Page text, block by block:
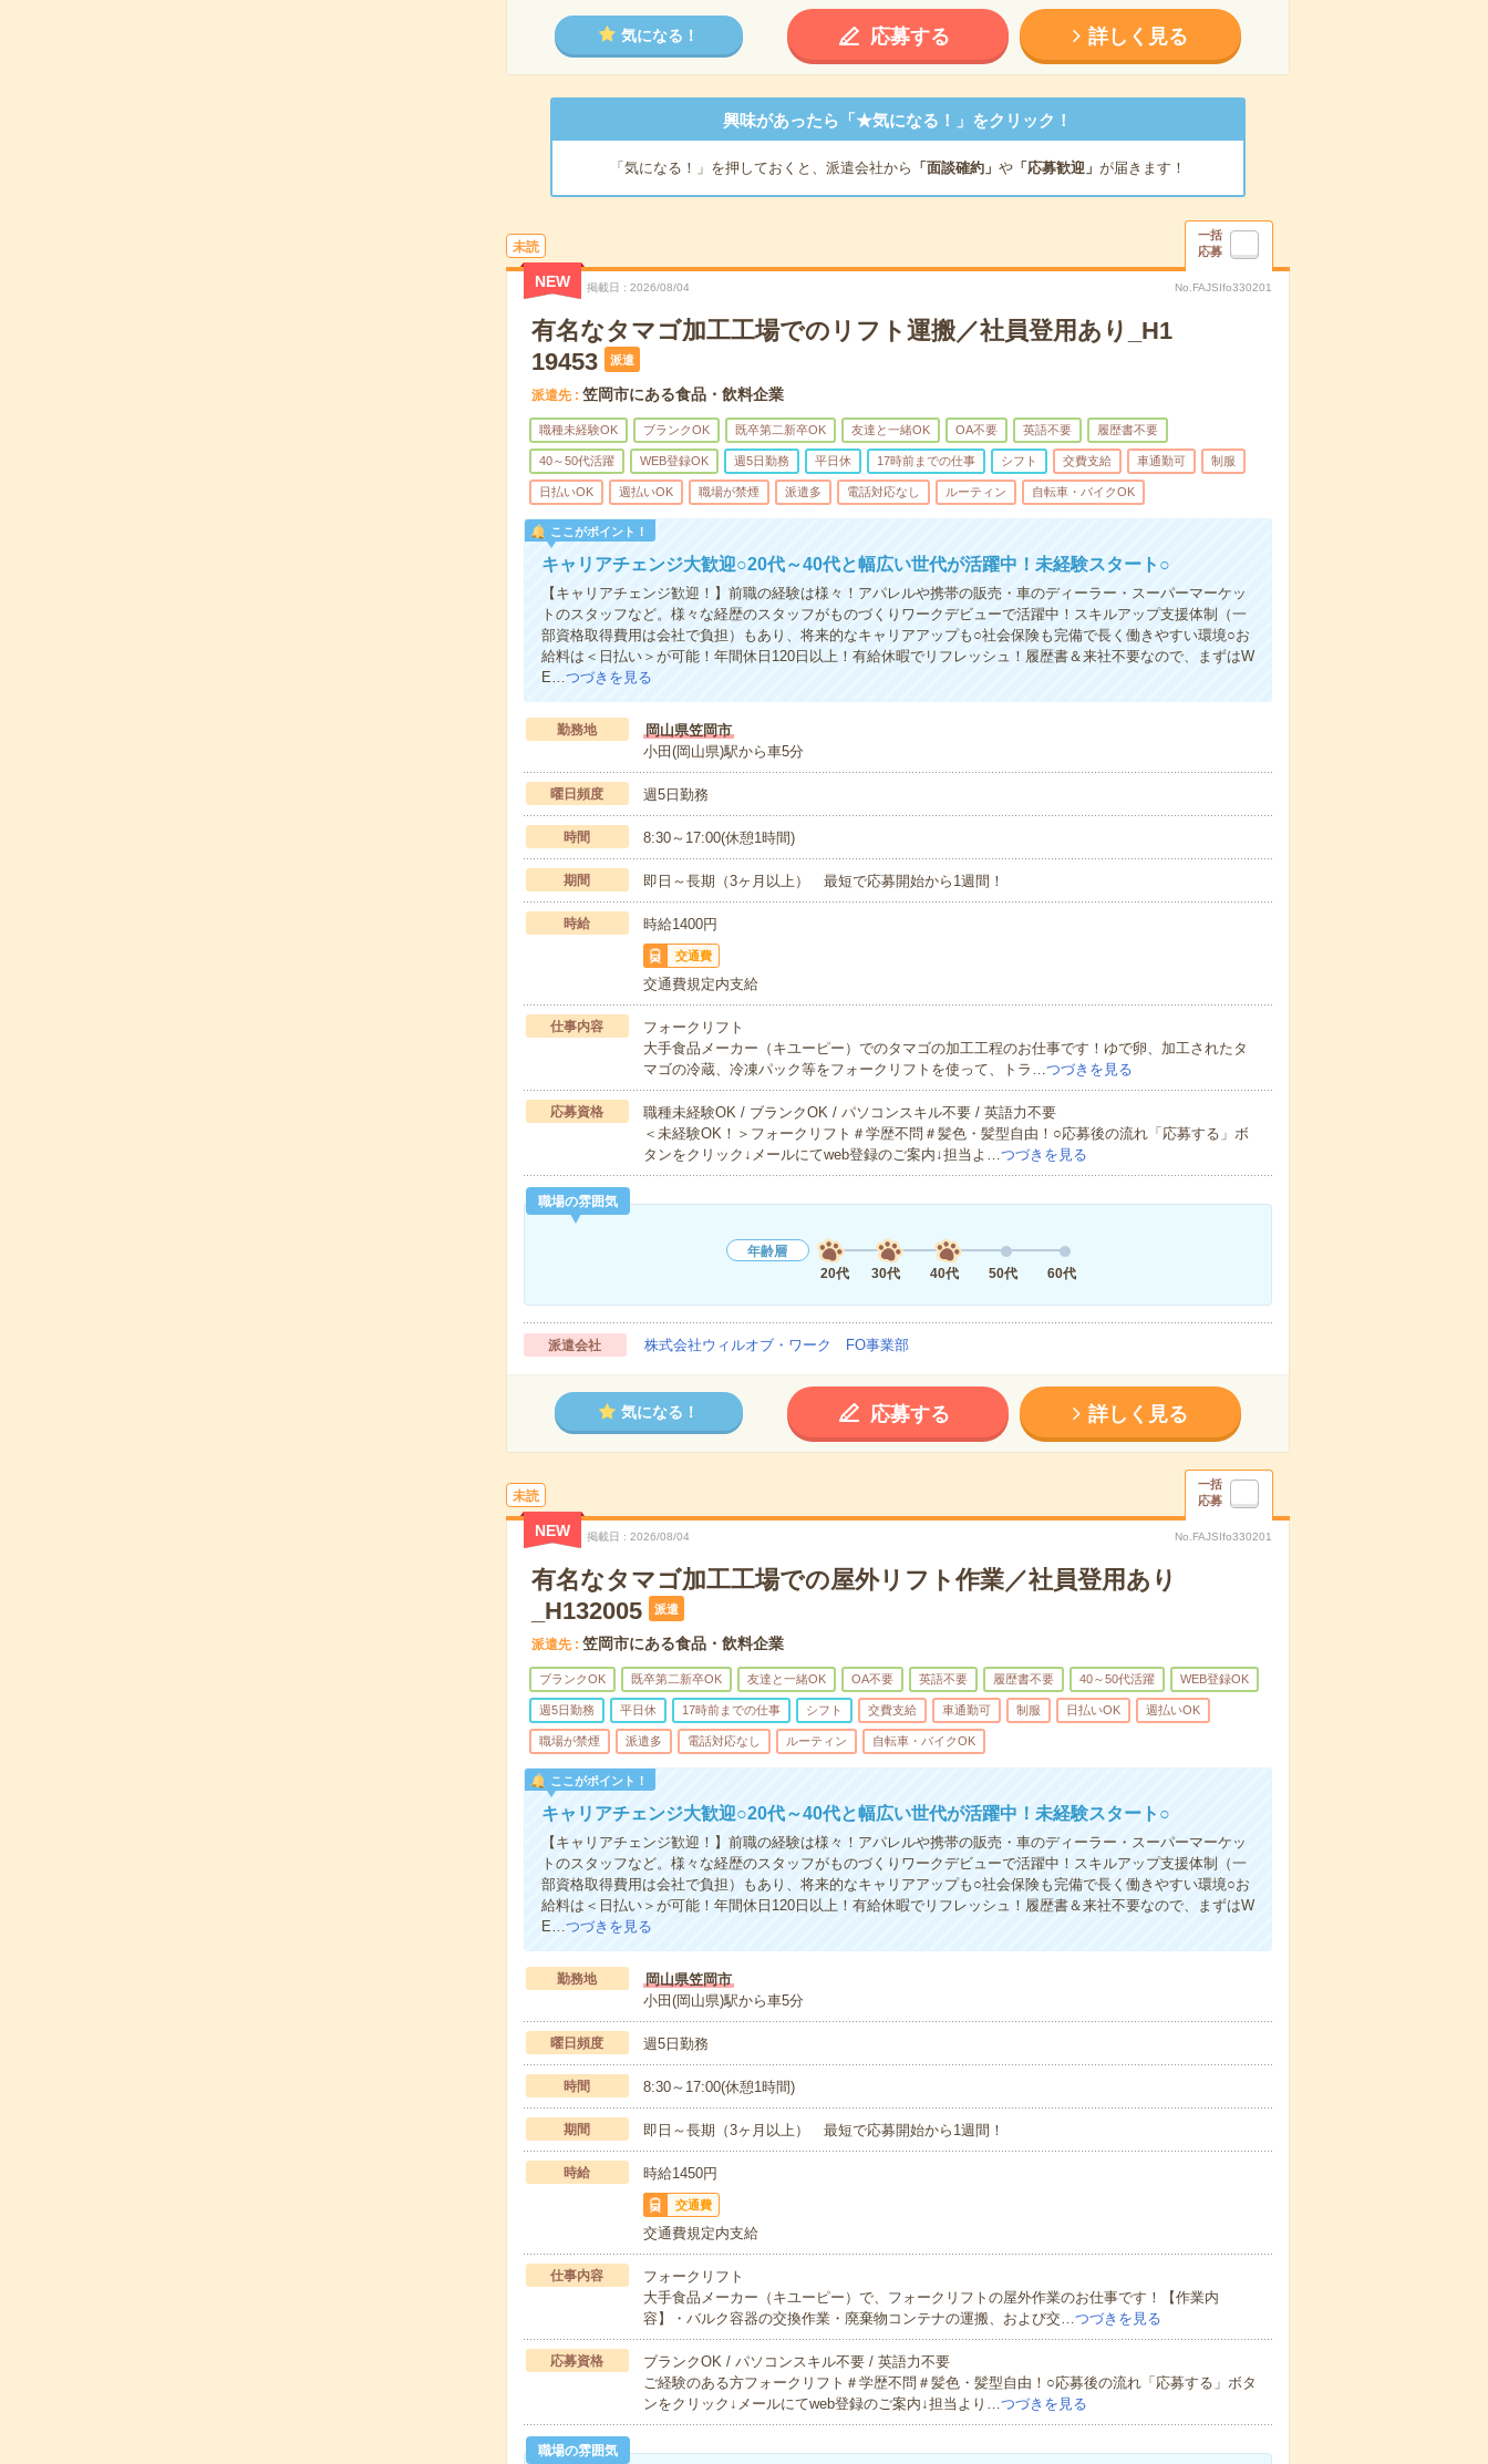
気になる！ 応募する 詳しく見る
興味があったら「★気になる！」をクリック！
「気になる！」を押しておくと、派遣会社から 「面談確約」 や「応募歓迎」 が届きます！
未読
一括
応募
NEW 掲載日 2026/08/04 No.FAJSIfo330201
有名なタマゴ加工工場でのリフト運搬／社員登用あり_H1
19453
派遣
派遣先 笠岡市にある食品・飲料企業
職種未経験OK ブランクOK 既卒第二新卒OK 友達と一緒OK OA不要 英語不要 履歴書不要
40～50代活躍 WEB登録OK 週5日勤務 平日休 17時前までの仕事 シフト 交費支給 車通勤可 制服
日払いOK 週払いOK 職場が禁煙 派遣多 電話対応なし ルーティン 自転車・バイクOK
ここがポイント！
キャリアチェンジ大歓迎○20代～40代と幅広い世代が活躍中！未経験スタート○
【キャリアチェンジ歓迎！】前職の経験は様々！アパレルや携帯の販売・車のディーラー・スーパーマーケッ
トのスタッフなど。様々な経歴のスタッフがものづくりワークデビューで活躍中！スキルアップ支援体制（一
部資格取得費用は会社で負担）もあり、将来的なキャリアアップも○社会保険も完備で長く働きやすい環境○お
給料は＜日払い＞が可能！年間休日120日以上！有給休暇でリフレッシュ！履歴書＆来社不要なので、まずはW
E…つづきを見る
勤務地
岡山県笠岡市
小田(岡山県)駅から車5分
曜日頻度 週5日勤務
時間 8:30～17:00(休憩1時間)
期間 即日～長期（3ヶ月以上） 最短で応募開始から1週間！
時給 時給1400円
交通費
交通費規定内支給
仕事内容
フォークリフト
大手食品メーカー（キユーピー）でのタマゴの加工工程のお仕事です！ゆで卵、加工されたタ
マゴの冷蔵、冷凍パック等をフォークリフトを使って、トラ…つづきを見る
応募資格
職種未経験OK / ブランクOK / パソコンスキル不要 / 英語力不要
＜未経験OK！＞フォークリフト＃学歴不問＃髪色・髪型自由！○応募後の流れ「応募する」ボ
タンをクリック↓メールにてweb登録のご案内↓担当よ…つづきを見る
職場の雰囲気
年齢層
20代
30代 40代 50代 60代
派遣会社 株式会社ウィルオブ・ワーク FO事業部
気になる！ 応募する 詳しく見る
未読
一括
応募
NEW 掲載日 2026/08/04 No.FAJSIfo330201
有名なタマゴ加工工場での屋外リフト作業／社員登用あり
_H132005
派遣
派遣先 笠岡市にある食品・飲料企業
ブランクOK 既卒第二新卒OK 友達と一緒OK OA不要 英語不要 履歴書不要 40～50代活躍 WEB登録OK
週5日勤務 平日休 17時前までの仕事 シフト 交費支給 車通勤可 制服 日払いOK 週払いOK
職場が禁煙 派遣多 電話対応なし ルーティン 自転車・バイクOK
ここがポイント！
キャリアチェンジ大歓迎○20代～40代と幅広い世代が活躍中！未経験スタート○
【キャリアチェンジ歓迎！】前職の経験は様々！アパレルや携帯の販売・車のディーラー・スーパーマーケッ
トのスタッフなど。様々な経歴のスタッフがものづくりワークデビューで活躍中！スキルアップ支援体制（一
部資格取得費用は会社で負担）もあり、将来的なキャリアアップも○社会保険も完備で長く働きやすい環境○お
給料は＜日払い＞が可能！年間休日120日以上！有給休暇でリフレッシュ！履歴書＆来社不要なので、まずはW
E… つづきを見る
勤務地
岡山県笠岡市
小田(岡山県)駅から車5分
曜日頻度 週5日勤務
時間 8:30～17:00(休憩1時間)
期間 即日～長期（3ヶ月以上） 最短で応募開始から1週間！
時給 時給1450円
交通費
交通費規定内支給
仕事内容
フォークリフト
大手食品メーカー（キユーピー）で、フォークリフトの屋外作業のお仕事です！【作業内
容】・バルク容器の交換作業・廃棄物コンテナの運搬、および交… つづきを見る
応募資格
ブランクOK / パソコンスキル不要 / 英語力不要
ご経験のある方フォークリフト＃学歴不問＃髪色・髪型自由！○応募後の流れ「応募する」ボタ
ンをクリック↓メールにてweb登録のご案内↓担当より… つづきを見る
職場の雰囲気